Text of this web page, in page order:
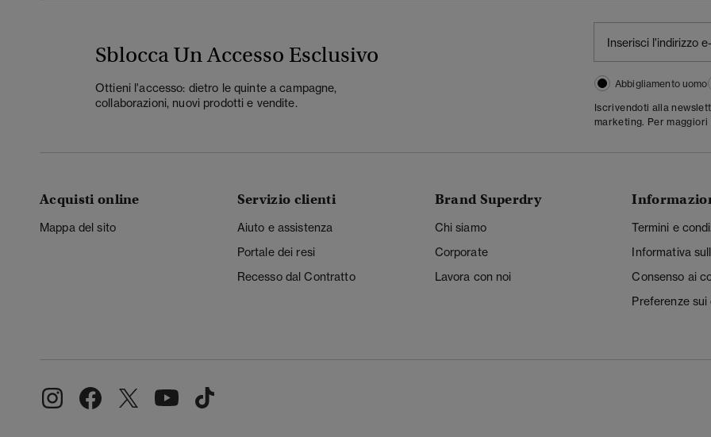
Sblocca Un Accesso Esclusivo
Ottieni l'accesso: dietro le quinte a campagne,
collaborazioni, nuovi prodotti e vendite.
Abbigliamento uomo
Iscrivendoti alla
marketing. Per
Acquisti online
Mappa del sito
Servizio clienti
Aiuto e assistenza
Portale dei resi
Recesso dal Contratto
Brand Superdry
Chi siamo
Corporate
Lavora con noi
Termini e
Informativa
Consenso ai
Preferenze